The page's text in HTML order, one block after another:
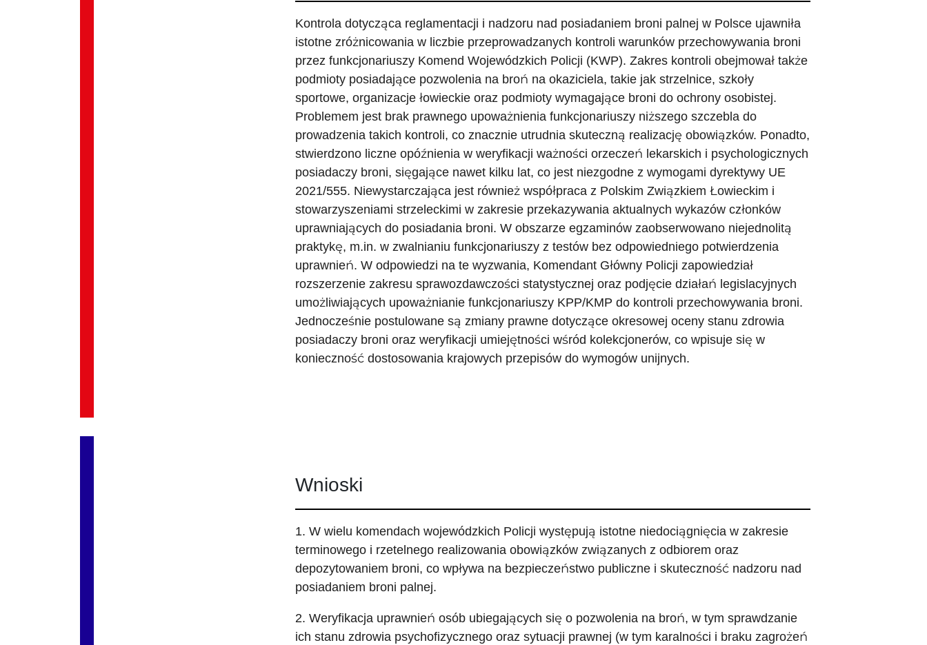
Kontrola dotycząca reglamentacji i nadzoru nad posiadaniem broni palnej w Polsce ujawniła
istotne zróżnicowania w liczbie przeprowadzanych kontroli warunków przechowywania broni
przez funkcjonariuszy Komend Wojewódzkich Policji (KWP). Zakres kontroli obejmował także
podmioty posiadające pozwolenia na broń na okaziciela, takie jak strzelnice, szkoły
sportowe, organizacje łowieckie oraz podmioty wymagające broni do ochrony osobistej.
Problemem jest brak prawnego upoważnienia funkcjonariuszy niższego szczebla do
prowadzenia takich kontroli, co znacznie utrudnia skuteczną realizację obowiązków. Ponadto,
stwierdzono liczne opóźnienia w weryfikacji ważności orzeczeń lekarskich i psychologicznych
posiadaczy broni, sięgające nawet kilku lat, co jest niezgodne z wymogami dyrektywy UE
2021/555. Niewystarczająca jest również współpraca z Polskim Związkiem Łowieckim i
stowarzyszeniami strzeleckimi w zakresie przekazywania aktualnych wykazów członków
uprawniających do posiadania broni. W obszarze egzaminów zaobserwowano niejednolitą
praktykę, m.in. w zwalnianiu funkcjonariuszy z testów bez odpowiedniego potwierdzenia
uprawnień. W odpowiedzi na te wyzwania, Komendant Główny Policji zapowiedział
rozszerzenie zakresu sprawozdawczości statystycznej oraz podjęcie działań legislacyjnych
umożliwiających upoważnianie funkcjonariuszy KPP/KMP do kontroli przechowywania broni.
Jednocześnie postulowane są zmiany prawne dotyczące okresowej oceny stanu zdrowia
posiadaczy broni oraz weryfikacji umiejętności wśród kolekcjonerów, co wpisuje się w
konieczność dostosowania krajowych przepisów do wymogów unijnych.
Wnioski
1. W wielu komendach wojewódzkich Policji występują istotne niedociągnięcia w zakresie
terminowego i rzetelnego realizowania obowiązków związanych z odbiorem oraz
depozytowaniem broni, co wpływa na bezpieczeństwo publiczne i skuteczność nadzoru nad
posiadaniem broni palnej.
2. Weryfikacja uprawnień osób ubiegających się o pozwolenia na broń, w tym sprawdzanie
ich stanu zdrowia psychofizycznego oraz sytuacji prawnej (w tym karalności i braku zagrożeń